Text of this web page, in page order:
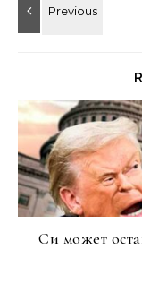
Си может